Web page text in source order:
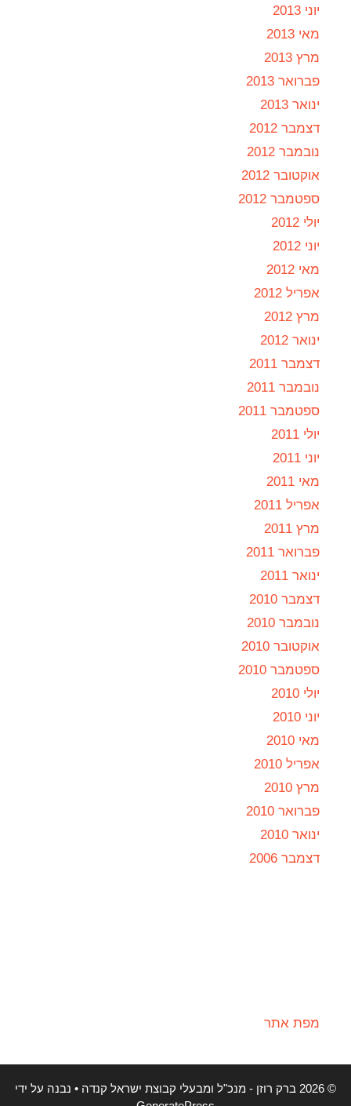
יוני 2013
מאי 2013
מרץ 2013
פברואר 2013
ינואר 2013
דצמבר 2012
נובמבר 2012
אוקטובר 2012
ספטמבר 2012
יולי 2012
יוני 2012
מאי 2012
אפריל 2012
מרץ 2012
ינואר 2012
דצמבר 2011
נובמבר 2011
ספטמבר 2011
יולי 2011
יוני 2011
מאי 2011
אפריל 2011
מרץ 2011
פברואר 2011
ינואר 2011
דצמבר 2010
נובמבר 2010
אוקטובר 2010
ספטמבר 2010
יולי 2010
יוני 2010
מאי 2010
אפריל 2010
מרץ 2010
פברואר 2010
ינואר 2010
דצמבר 2006
מפת אתר
© 2026 ברק רוזן - מנכ"ל ומבעלי קבוצת ישראל קנדה
• נבנה על ידי